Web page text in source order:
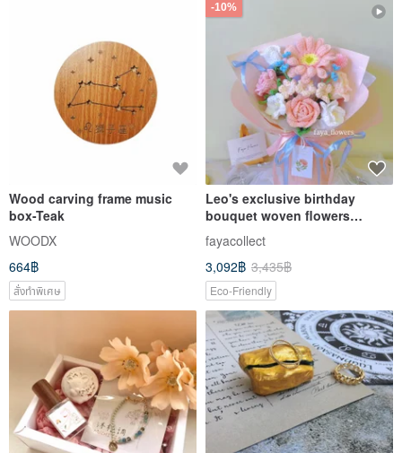
Wood carving frame music
box-Teak
WOODX
664฿
สั่งทำพิเศษ
-10%
Leo's exclusive birthday
bouquet woven flowers
crocheted flowers knitted
flowers birthday bouquet
Chinese Valentine's Day
fayacollect
3,092฿ 3,435฿
Eco-Friendly